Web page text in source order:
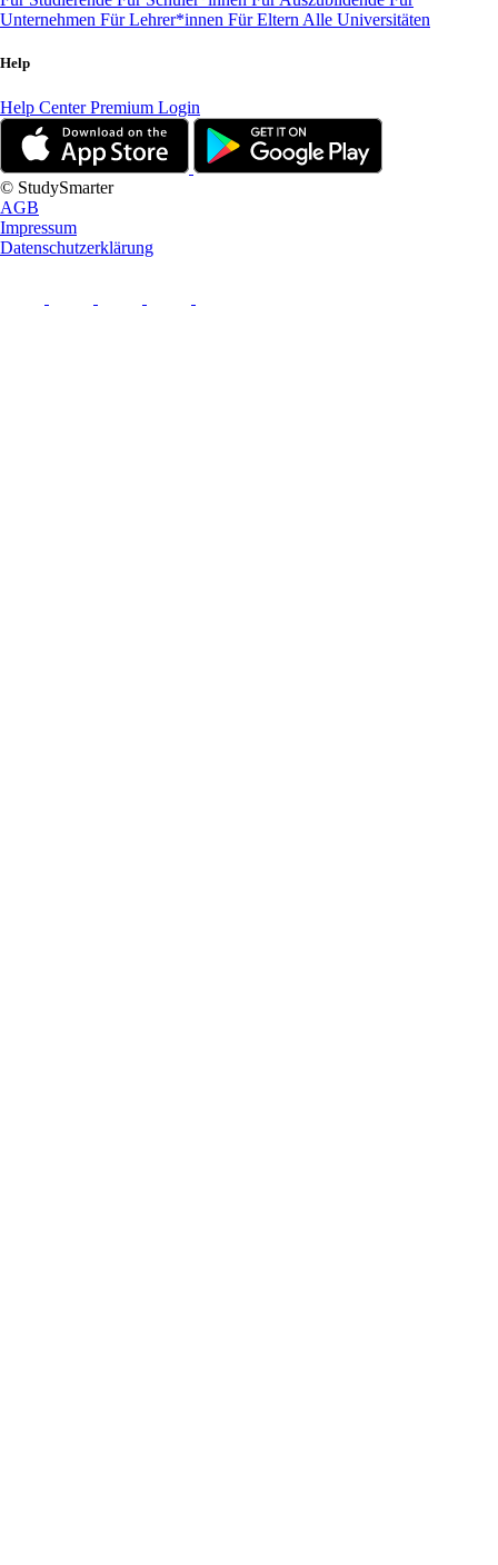
Unternehmen Für Lehrer*innen Für Eltern Alle Universitäten
Help
Help CenterPremium Login
© StudySmarter
AGB
Impressum
Datenschutzerklärung